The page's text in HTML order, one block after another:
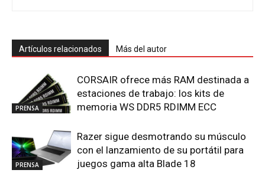
Artículos relacionados Más del autor
PRENSA
CORSAIR ofrece más RAM destinada a
estaciones de trabajo: los kits de
memoria WS DDR5 RDIMM ECC
PRENSA
Razer sigue desmotrando su músculo
con el lanzamiento de su portátil para
juegos gama alta Blade 18